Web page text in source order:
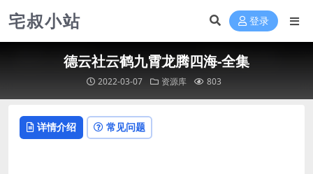
宅叔小站 登录
德云社云鹤九霄龙腾四海-全集
2022-03-07 资源库 803
详情介绍 常见问题